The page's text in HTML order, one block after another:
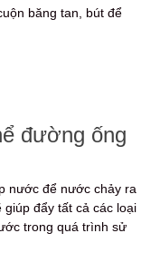
băng tan, bút để
đường ống
nước để nước chảy ra
đẩy tất cả các loại
trong quá trình sử